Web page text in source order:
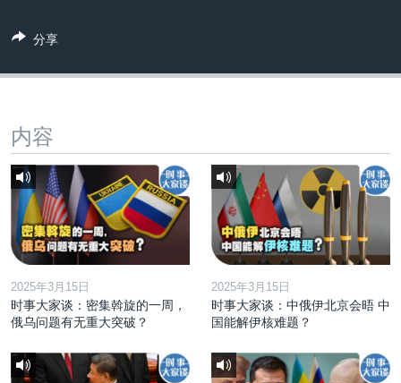
关注新疆
GEN Z 看美国
分享
内容
2025年3月15日
时事大家谈：密集斡旋的一周，
俄乌问题有无重大突破？
2025年3月15日
时事大家谈：中俄伊北京会晤 中
国能解伊核难题？